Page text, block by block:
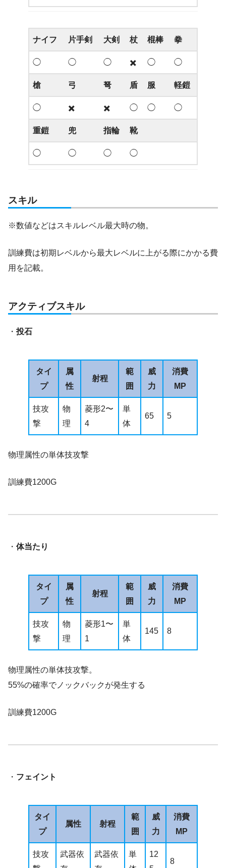
ナイフ 片手剣 大剣 杖 棍棒 拳
◯ ◯ ◯ ✖️ ◯ ◯
槍 弓 弩 盾 服 軽鎧
◯ ✖️ ✖️ ◯ ◯ ◯
重鎧 兜 指輪 靴
◯ ◯ ◯ ◯
スキル
※数値などはスキルレベル最大時の物。
訓練費は初期レベルから最大レベルに上がる際にかかる費
用を記載。
アクティブスキル
・ 投石
タイ
プ
属
性
射程
範
囲
威
力
消費
MP
技攻
撃
物
理
菱形2〜
4
単
体
65 5
物理属性の単体技攻撃
訓練費1200G
・ 体当たり
タイ
プ
属
性
射程
範
囲
威
力
消費
MP
技攻
撃
物
理
菱形1〜
1
単
体
145 8
物理属性の単体技攻撃。
55%の確率でノックバックが発生する
訓練費1200G
・ フェイント
タイ
プ
属性 射程
範
囲
威
力
消費
MP
技攻
武器依
武器依
単
12
8